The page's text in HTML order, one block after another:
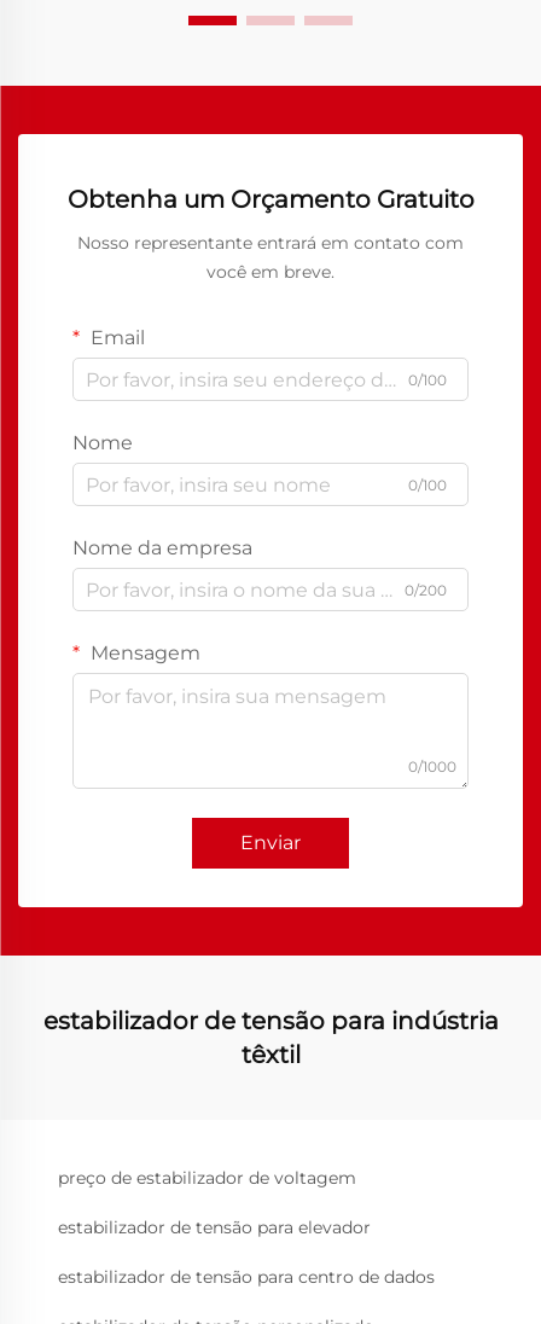
Obtenha um Orçamento Gratuito
Nosso representante entrará em contato com
você em breve.
Email
0/100
Nome
0/100
Nome da empresa
0/200
Mensagem
0/1000
Enviar
estabilizador de tensão para indústria
têxtil
preço de estabilizador de voltagem
estabilizador de tensão para elevador
estabilizador de tensão para centro de dados